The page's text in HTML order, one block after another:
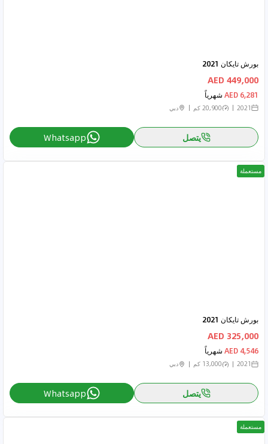
بورش تايكان 2021
449,000 AED
6,281 AED شهرياً
2021 20,900 كم دبي
يتصل Whatsapp
مستعملة
بورش تايكان 2021
325,000 AED
4,546 AED شهرياً
2021 13,000 كم دبي
يتصل Whatsapp
مستعملة